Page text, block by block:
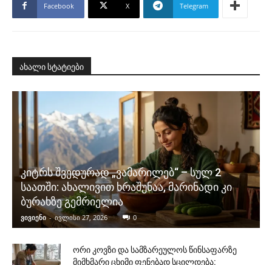
Facebook X Telegram
ახალი სტატიები
კიტრს შვედურად „ვამარილებ“ – სულ 2
საათში: ახალივით ხრაშუნაა, მარინადი კი
ბურახზე გემრიელია
ვივიენი - ივლისი 27, 2026 0
ორი კოვზი და სამზარეულოს წინსაფარზე
მიმხმარი ცხიმი ფენებად სცილდება: